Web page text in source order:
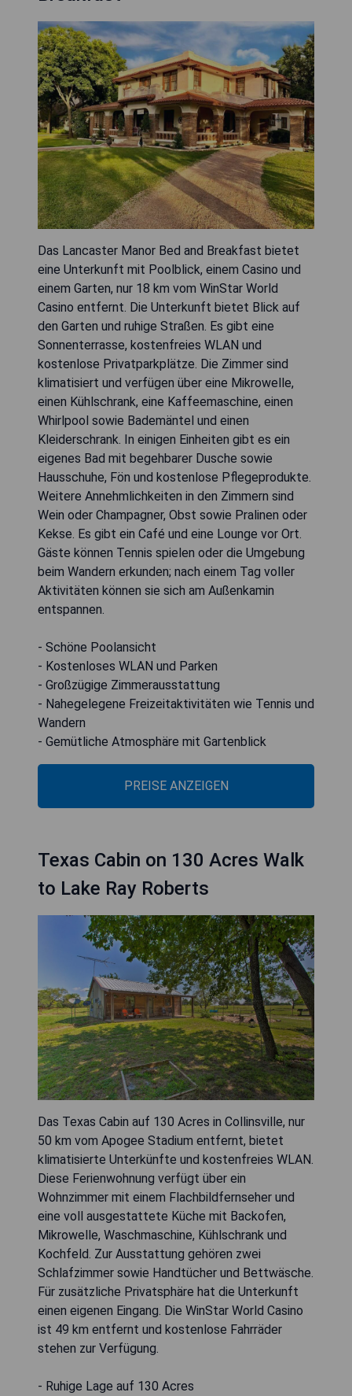
Das Lancaster Manor Bed and Breakfast bietet
eine Unterkunft mit Poolblick, einem Casino und
einem Garten, nur 18 km vom WinStar World
Casino entfernt. Die Unterkunft bietet Blick auf
den Garten und ruhige Straßen. Es gibt eine
Sonnenterrasse, kostenfreies WLAN und
kostenlose Privatparkplätze. Die Zimmer sind
klimatisiert und verfügen über eine Mikrowelle,
einen Kühlschrank, eine Kaffeemaschine, einen
Whirlpool sowie Bademäntel und einen
Kleiderschrank. In einigen Einheiten gibt es ein
eigenes Bad mit begehbarer Dusche sowie
Hausschuhe, Fön und kostenlose Pflegeprodukte.
Weitere Annehmlichkeiten in den Zimmern sind
Wein oder Champagner, Obst sowie Pralinen oder
Kekse. Es gibt ein Café und eine Lounge vor Ort.
Gäste können Tennis spielen oder die Umgebung
beim Wandern erkunden; nach einem Tag voller
Aktivitäten können sie sich am Außenkamin
entspannen.
- Schöne Poolansicht
- Kostenloses WLAN und Parken
- Großzügige Zimmerausstattung
- Nahegelegene Freizeitaktivitäten wie Tennis und
Wandern
- Gemütliche Atmosphäre mit Gartenblick
PREISE ANZEIGEN
Texas Cabin on 130 Acres Walk
to Lake Ray Roberts
Das Texas Cabin auf 130 Acres in Collinsville, nur
50 km vom Apogee Stadium entfernt, bietet
klimatisierte Unterkünfte und kostenfreies WLAN.
Diese Ferienwohnung verfügt über ein
Wohnzimmer mit einem Flachbildfernseher und
eine voll ausgestattete Küche mit Backofen,
Mikrowelle, Waschmaschine, Kühlschrank und
Kochfeld. Zur Ausstattung gehören zwei
Schlafzimmer sowie Handtücher und Bettwäsche.
Für zusätzliche Privatsphäre hat die Unterkunft
einen eigenen Eingang. Die WinStar World Casino
ist 49 km entfernt und kostenlose Fahrräder
stehen zur Verfügung.
- Ruhige Lage auf 130 Acres